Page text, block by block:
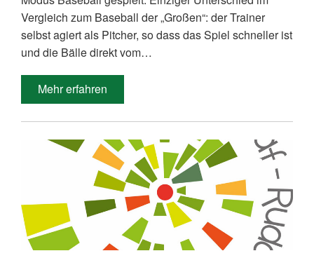
Vergleich zum Baseball der „Großen“: der Trainer
selbst agiert als Pitcher, so dass das Spiel schneller ist
und die Bälle direkt vom…
Mehr erfahren